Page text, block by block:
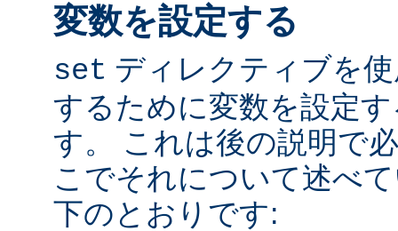
変数を設定する
set ディレクティブを
するために変数を設定
す。 これは後の説明で
こでそれについて述べ
下のとおりです: